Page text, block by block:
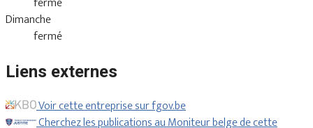
Dimanche
fermé
Liens externes
Voir cette entreprise sur fgov.be
Cherchez les publications au Moniteur belge de cette